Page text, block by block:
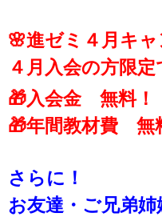
🌸進ゼミ４月キ
４月入会の方限
🎁入会金 無料！
🎁年間教材費 無
さらに！
お友達・ご兄弟